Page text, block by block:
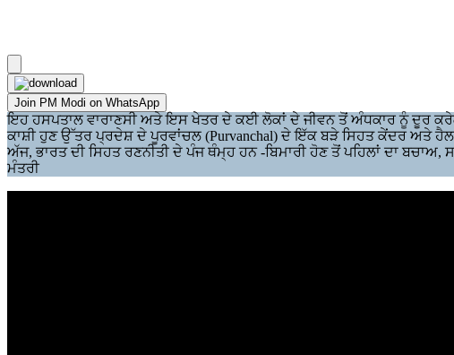
Join PM Modi on WhatsApp
ਇਹ ਹਸਪਤਾਲ ਵਾਰਾਣਸੀ ਅਤੇ ਇਸ ਖੇਤਰ ਦੇ ਕਈ ਲੋਕਾਂ ਦੇ ਜੀਵਨ ਤੋਂ ਅੰਧਕਾਰ ਨੂੰ ਦੂਰ
ਕਾਸ਼ੀ ਹੁਣ ਉੱਤਰ ਪ੍ਰਦੇਸ਼ ਦੇ ਪੂਰਵਾਂਚਲ (Purvanchal) ਦੇ ਇੱਕ ਬੜੇ ਸਿਹਤ ਕੇਂਦਰ ਅਤੇ
ਅੱਜ, ਭਾਰਤ ਦੀ ਸਿਹਤ ਰਣਨੀਤੀ ਦੇ ਪੰਜ ਥੰਮ੍ਹ ਹਨ -ਬਿਮਾਰੀ ਹੋਣ ਤੋਂ ਪਹਿਲਾਂ ਦਾ
ਮੰਤਰੀ